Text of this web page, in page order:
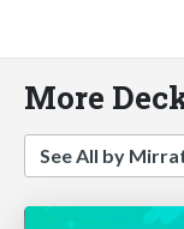
More
See All by